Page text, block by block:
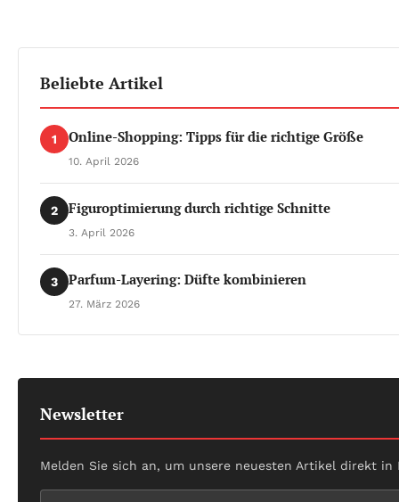
Beliebte Artikel
1 Online-Shopping: Tipps für die richtige Größe
10. April 2026
2 Figuroptimierung durch richtige Schnitte
3. April 2026
3 Parfum-Layering: Düfte kombinieren
27. März 2026
Newsletter
Melden Sie sich an, um unsere neuesten Artikel direkt